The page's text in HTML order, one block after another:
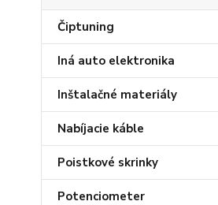
Čiptuning
Iná auto elektronika
Inštalačné materiály
Nabíjacie káble
Poistkové skrinky
Potenciometer